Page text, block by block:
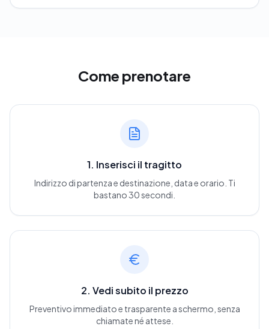
Come prenotare
1. Inserisci il tragitto
Indirizzo di partenza e destinazione, data e orario. Ti
bastano 30 secondi.
2. Vedi subito il prezzo
Preventivo immediato e trasparente a schermo, senza
chiamate né attese.